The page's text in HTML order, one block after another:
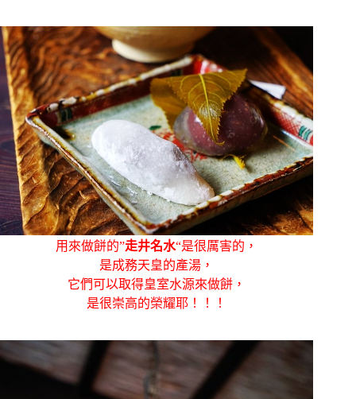
用來做餅的”走井名水“是很厲害的，
是成務天皇的產湯，
它們可以取得皇室水源來做餅，
是很崇高的榮耀耶！！！